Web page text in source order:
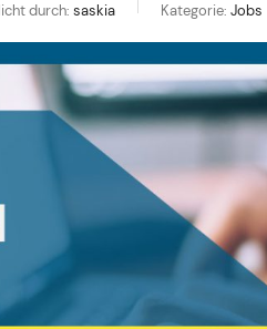
durch: saskia Kategorie: Jobs